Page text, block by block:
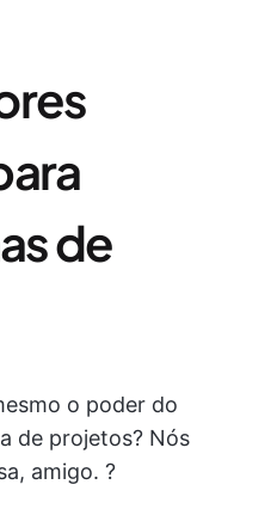
de
o poder do
de projetos? Nós
amigo. ?